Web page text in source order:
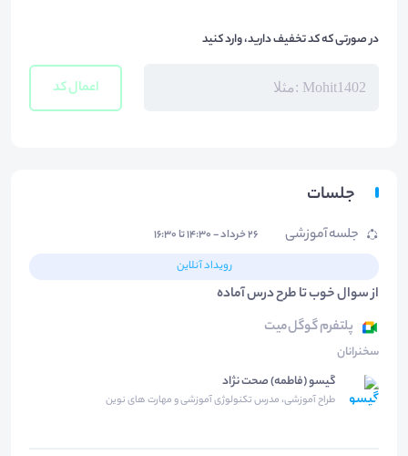
در صورتی که کد تخفیف دارید، وارد کنید
اعمال کد
جلسات
جلسه آموزشی
۲۶ خرداد - ۱۴:۳۰ تا ۱۶:۳۰
رویداد آنلاین
از سوال خوب تا طرح درس آماده
پلتفرم گوگل‌میت
سخنرانان
گیسو (فاطمه) صحت نژاد
طراح آموزشی، مدرس تکنولوژی آموزشی و مهارت های نوین